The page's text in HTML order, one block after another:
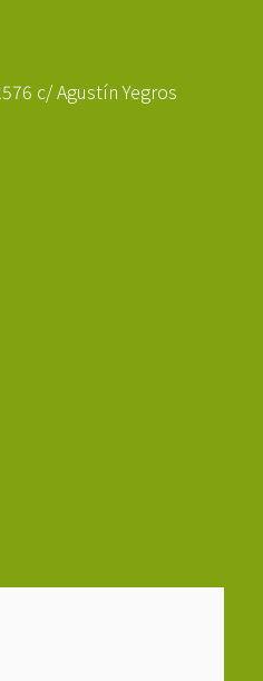
c/ Agustín Yegros